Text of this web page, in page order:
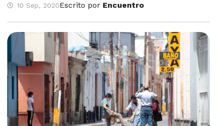
10 Sep, 2020Escrito por Encuentro